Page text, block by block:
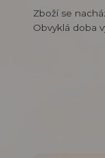
Zboží se
Obvyklá doba